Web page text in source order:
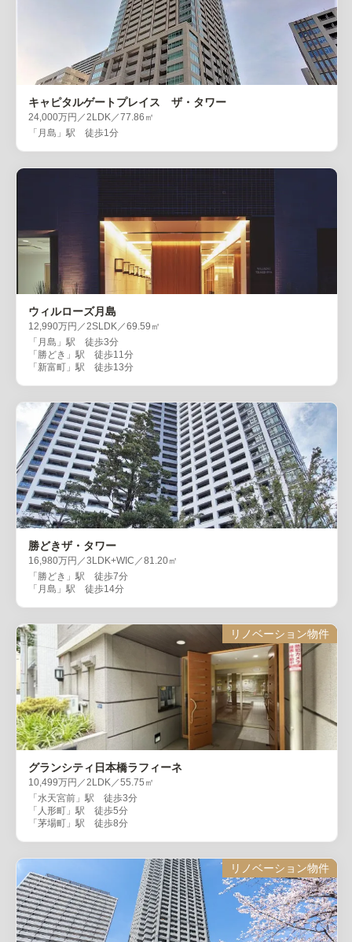
キャピタルゲートプレイス ザ・タワー
24,000万円／2LDK／77.86㎡
「月島」駅 徒歩1分
ウィルローズ月島
12,990万円／2SLDK／69.59㎡
「月島」駅 徒歩3分
「勝どき」駅 徒歩11分
「新富町」駅 徒歩13分
勝どきザ・タワー
16,980万円／3LDK+WIC／81.20㎡
「勝どき」駅 徒歩7分
「月島」駅 徒歩14分
リノベーション物件
グランシティ日本橋ラフィーネ
10,499万円／2LDK／55.75㎡
「水天宮前」駅 徒歩3分
「人形町」駅 徒歩5分
「茅場町」駅 徒歩8分
リノベーション物件